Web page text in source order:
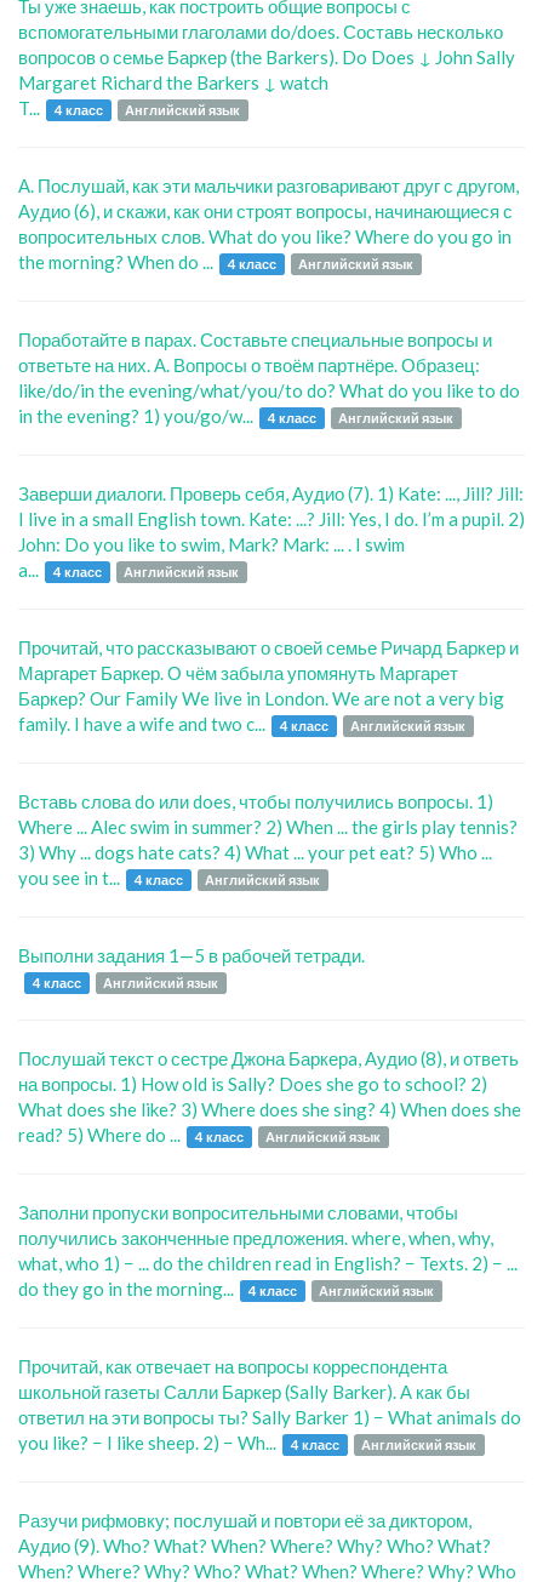
Ты уже знаешь, как построить общие вопросы с
вспомогательными глаголами do/does. Составь несколько
вопросов о семье Баркер (thе Barkers). Do Does ↓ John Sally
Margaret Richard the Barkers ↓ watch
T...
4 класс Английский язык
А. Послушай, как эти мальчики разговаривают друг с другом,
Аудио (6), и скажи, как они строят вопросы, начинающиеся с
вопросительных слов. What do you like? Where do you go in
the morning? When do ...
4 класс Английский язык
Поработайте в парах. Составьте специальные вопросы и
ответьте на них. А. Вопросы о твоём партнёре. Образец:
like/do/in the evening/what/you/to do? What do you like to do
in the evening? 1) you/go/w...
4 класс Английский язык
Заверши диалоги. Проверь себя, Аудио (7). 1) Kate: ..., Jill? Jill:
I live in a small English town. Kate: ...? Jill: Yes, I do. I’m a pupil. 2)
John: Do you like to swim, Mark? Mark: ... . I swim
a...
4 класс Английский язык
Прочитай, что рассказывают о своей семье Ричард Баркер и
Маргарет Баркер. О чём забыла упомянуть Маргарет
Баркер? Our Family We live in London. We are not a very big
family. I have a wife and two c...
4 класс Английский язык
Вставь слова do или does, чтобы получились вопросы. 1)
Where ... Alec swim in summer? 2) When ... the girls play tennis?
3) Why ... dogs hate cats? 4) What ... your pet eat? 5) Who ...
you see in t...
4 класс Английский язык
Выполни задания 1—5 в рабочей тетради.
4 класс Английский язык
Послушай текст о сестре Джона Баркерa, Аудио (8), и ответь
на вопросы. 1) How old is Sally? Does she go to school? 2)
What does she like? 3) Where does she sing? 4) When does she
read? 5) Where do ...
4 класс Английский язык
Заполни пропуски вопросительными словами, чтобы
получились законченные предложения. where, when, why,
what, who 1) − ... do the children read in English? − Texts. 2) − ...
do they go in the morning...
4 класс Английский язык
Прочитай, как отвечает на вопросы корреспондента
школьной газеты Салли Баркер (Sally Barker). А как бы
ответил на эти вопросы ты? Sally Barker 1) − What animals do
you like? − I like sheep. 2) − Wh...
4 класс Английский язык
Разучи рифмовку; послушай и повтори её за диктором,
Аудио (9). Who? What? When? Where? Why? Who? What?
When? Where? Why? Who? What? When? Where? Why? Who